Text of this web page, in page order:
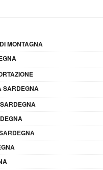
MONTAGNA
SARDEGNA